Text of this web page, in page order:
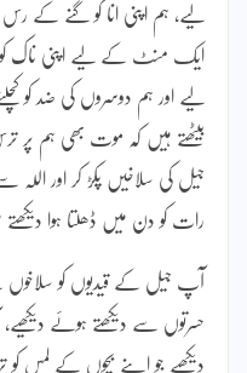
لیے، ہم اپنی انا کو گنے کے
ایک منٹ کے لیے اپنی ناک کو
لیے اور ہم دوسروں کی ضد کو
بیٹھتے ہیں کہ موت بھی ہم پر
جیل کی سلاخیں پکڑ کر اور
رات کو دن میں ڈھلتا ہوا
آپ جیل کے قیدیوں کو سلاخوں
حسرتوں سے دیکھتے ہوئے
دیکھیے جو اپنے بچوں کے لمس